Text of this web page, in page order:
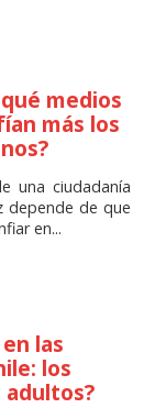
medios
más los
una ciudadanía
depende de que
en...
las
los